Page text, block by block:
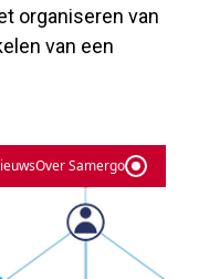
organiseren van
van een
Over Samergo